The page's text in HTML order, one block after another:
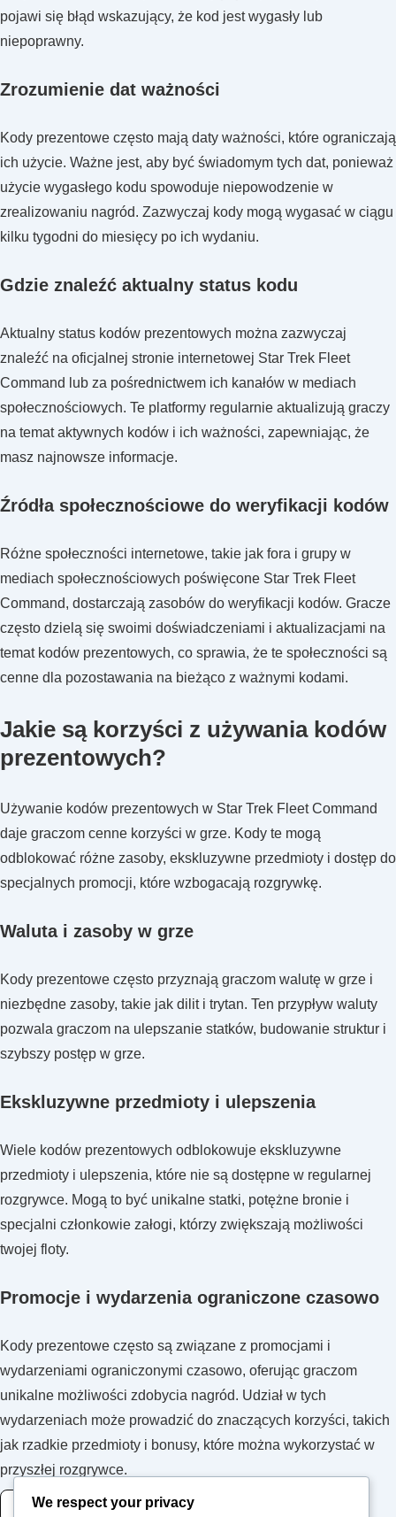
pojawi się błąd wskazujący, że kod jest wygasły lub
niepoprawny.
Zrozumienie dat ważności
Kody prezentowe często mają daty ważności, które ograniczają
ich użycie. Ważne jest, aby być świadomym tych dat, ponieważ
użycie wygasłego kodu spowoduje niepowodzenie w
zrealizowaniu nagród. Zazwyczaj kody mogą wygasać w ciągu
kilku tygodni do miesięcy po ich wydaniu.
Gdzie znaleźć aktualny status kodu
Aktualny status kodów prezentowych można zazwyczaj
znaleźć na oficjalnej stronie internetowej Star Trek Fleet
Command lub za pośrednictwem ich kanałów w mediach
społecznościowych. Te platformy regularnie aktualizują graczy
na temat aktywnych kodów i ich ważności, zapewniając, że
masz najnowsze informacje.
Źródła społecznościowe do weryfikacji kodów
Różne społeczności internetowe, takie jak fora i grupy w
mediach społecznościowych poświęcone Star Trek Fleet
Command, dostarczają zasobów do weryfikacji kodów. Gracze
często dzielą się swoimi doświadczeniami i aktualizacjami na
temat kodów prezentowych, co sprawia, że te społeczności są
cenne dla pozostawania na bieżąco z ważnymi kodami.
Jakie są korzyści z używania kodów
prezentowych?
Używanie kodów prezentowych w Star Trek Fleet Command
daje graczom cenne korzyści w grze. Kody te mogą
odblokować różne zasoby, ekskluzywne przedmioty i dostęp do
specjalnych promocji, które wzbogacają rozgrywkę.
Waluta i zasoby w grze
Kody prezentowe często przyznają graczom walutę w grze i
niezbędne zasoby, takie jak dilit i trytan. Ten przypływ waluty
pozwala graczom na ulepszanie statków, budowanie struktur i
szybszy postęp w grze.
Ekskluzywne przedmioty i ulepszenia
Wiele kodów prezentowych odblokowuje ekskluzywne
przedmioty i ulepszenia, które nie są dostępne w regularnej
rozgrywce. Mogą to być unikalne statki, potężne bronie i
specjalni członkowie załogi, którzy zwiększają możliwości
twojej floty.
Promocje i wydarzenia ograniczone czasowo
Kody prezentowe często są związane z promocjami i
wydarzeniami ograniczonymi czasowo, oferując graczom
unikalne możliwości zdobycia nagród. Udział w tych
wydarzeniach może prowadzić do znaczących korzyści, takich
jak rzadkie przedmioty i bonusy, które można wykorzystać w
przyszłej rozgrywce.
READ MORE
We respect your privacy